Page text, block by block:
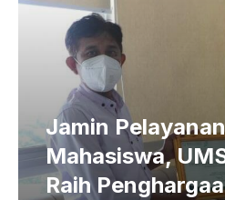
Jamin
Mahasiswa,
Raih